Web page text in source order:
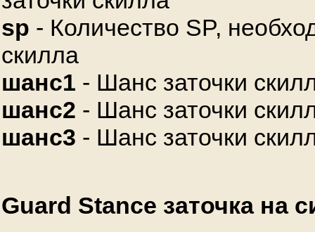
sp - Количество SP,
скилла
шанс1 - Шанс заточки
шанс2 - Шанс заточки
шанс3 - Шанс заточки
Guard Stance заточка на